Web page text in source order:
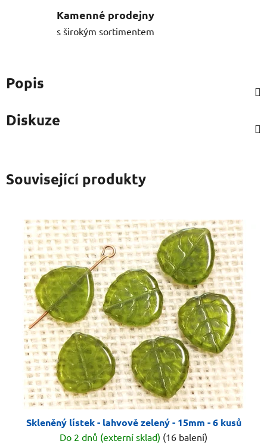
Kamenné prodejny
s širokým sortimentem
Popis
Diskuze
Související produkty
Skleněný lístek - lahvově zelený - 15mm - 6 kusů
Do 2 dnů (externí sklad) (16 balení)